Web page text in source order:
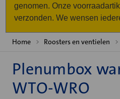
genomen. Onze
verzonden. We wensen
Home Roosters en ventielen
Plenumbox
WTO-WRO